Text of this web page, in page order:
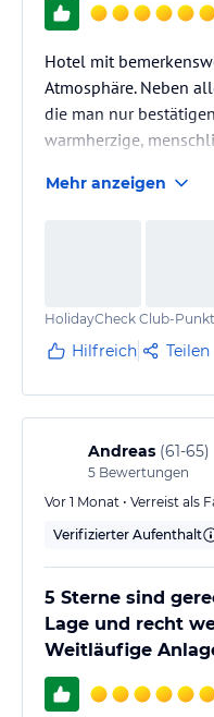
Hotel mit
Atmosphäre. Neben
die man nur
warmherzige,
Gästen herzlich, auch
(und Vorgesetzten)
heitere Atmosphäre.
Arbeit allen Freude
Angestellten nicht mit
Mehr anzeigen
HolidayCheck Club-
Hilfreich Teilen
Andreas (61-65)
5 Bewertungen
Vor 1 Monat • Verreist als
Verifizierter Aufenthalt
5 Sterne sind
Lage und recht
Weitläufige